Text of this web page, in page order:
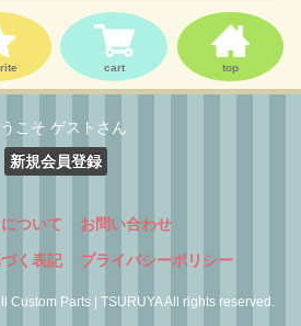
cart top
こそ ゲストさん
新規会員登録
ついて お問い合わせ
く表記 プライバシーポリシー
Parts | TSURUYA All rights reserved.